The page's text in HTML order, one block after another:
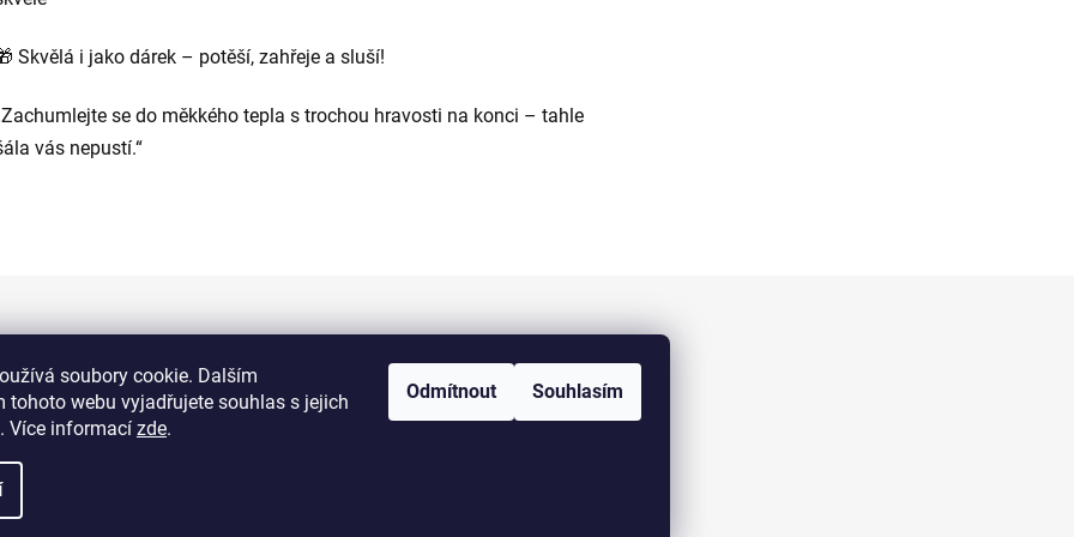
soubory cookie. Dalším
tohoto webu vyjadřujete souhlas s jejich
Více informací zde.
Odmítnout Souhlasím
Skvělá i jako dárek – potěší, zahřeje a sluší!
se do měkkého tepla s trochou hravosti na konci – tahle
vás nepustí.“
Informace pro vás
Kontakty
Facebook